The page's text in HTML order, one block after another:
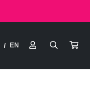
/ EN